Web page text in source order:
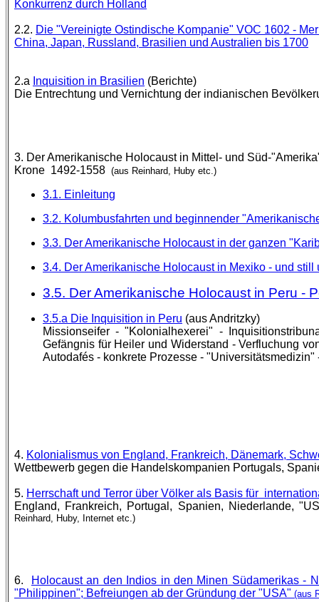
Konkurrenz durch Holland
2.2. Die "Vereinigte Ostindische Kompanie" VOC 1602 -
China, Japan, Russland, Brasilien und Australien bis 1700
2.a Inquisition in Brasilien (Berichte)
Die Entrechtung und Vernichtung der indianischen
3. Der Amerikanische Holocaust in Mittel- und Süd-
Krone 1492-1558 (aus Reinhard, Huby etc.)
3.1. Einleitung
3.2. Kolumbusfahrten und beginnender
3.3. Der Amerikanische Holocaust in der ganzen
3.4. Der Amerikanische Holocaust in Mexiko - und
3.5. Der Amerikanische Holocaust in Peru -
3.5.a Die Inquisition in Peru (aus Andritzky)
Missionseifer - "Kolonialhexerei" -
Gefängnis für Heiler und Widerstand - Verfluchung
Autodafés - konkrete Prozesse - "Universitätsmedizin"
4. Kolonialismus von England, Frankreich, Dänemark,
Wettbewerb gegen die Handelskompanien Portugals,
5. Herrschaft und Terror über Völker als Basis für
England, Frankreich, Portugal, Spanien, Niederlande,
Reinhard, Huby, Internet etc.)
6.
Holocaust an den Indios in den Minen Südamerikas -
"Philippinen"; Befreiungen ab der Gründung der "USA" (aus